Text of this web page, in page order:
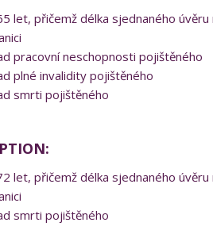
let, přičemž délka sjednaného
pracovní neschopnosti pojištěného
plné invalidity pojištěného
smrti pojištěného
let, přičemž délka sjednaného
smrti pojištěného